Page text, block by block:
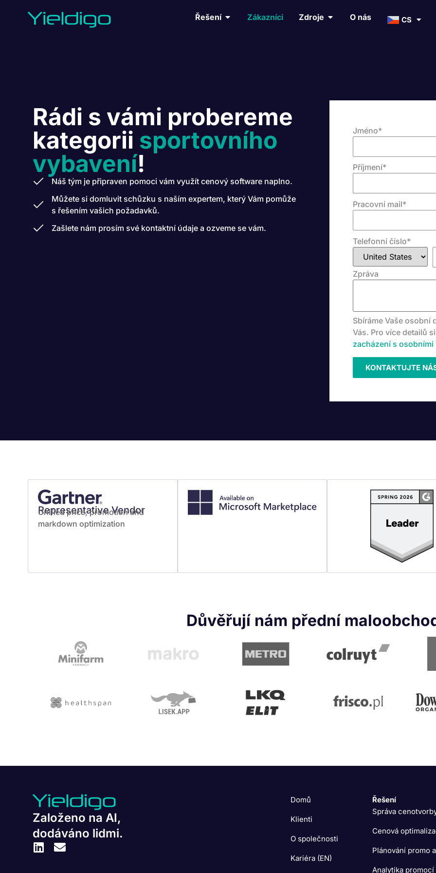
Řešení Zákazníci Zdroje O nás CS
Rádi s vámi probereme
kategorii sportovního
vybavení!
Náš tým je připraven pomoci vám využít cenový software naplno.
Můžete si domluvit schůzku s naším expertem, který Vám pomůže
s řešením vašich požadavků.
Zašlete nám prosím své kontaktní údaje a ozveme se vám.
Jméno*
Příjmení*
Pracovní mail*
Telefonní číslo*
Zpráva
Sbíráme Vaše osobní
Vás. Pro více detailů
zacházení s osobními
Representative Vendor
Unified price, promotion and
markdown optimization
Důvěřují nám přední
Založeno na AI,
dodáváno lidmi.
Domů
Klienti
O společnosti
Kariéra (EN)
Řešení
Správa
Cenová
Plánování promo
Analytika promocí